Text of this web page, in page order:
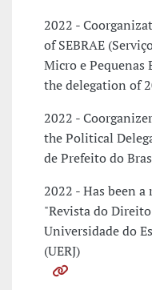
2022 -
of SEBRAE
Micro e Pequenas
the delegation of
2022 -
the Political
de Prefeito do
2022 - Has been
"Revista do Direito
Universidade do
(UERJ)